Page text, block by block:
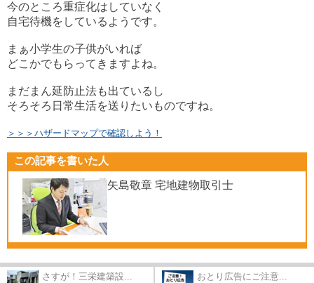
今のところ重症化はしていなく
自宅待機をしているようです。
まぁ小学生の子供がいれば
どこかでもらってきますよね。
まだまん延防止法も出ているし
そろそろ日常生活を送りたいものですね。
＞＞＞ハザードマップで確認しよう！
この記事を書いた人
矢島敬章 宅地建物取引士
さすが！三栄建築設... おとり広告にご注意...